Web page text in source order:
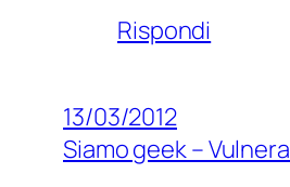
Rispondi
13/03/2012
Siamo geek –